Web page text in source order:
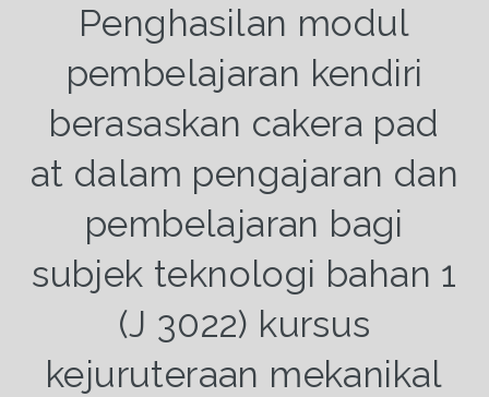
Penghasilan modul
pembelajaran kendiri
berasaskan cakera pad
at dalam pengajaran dan
pembelajaran bagi
subjek teknologi bahan 1
(J 3022) kursus
kejuruteraan mekanikal